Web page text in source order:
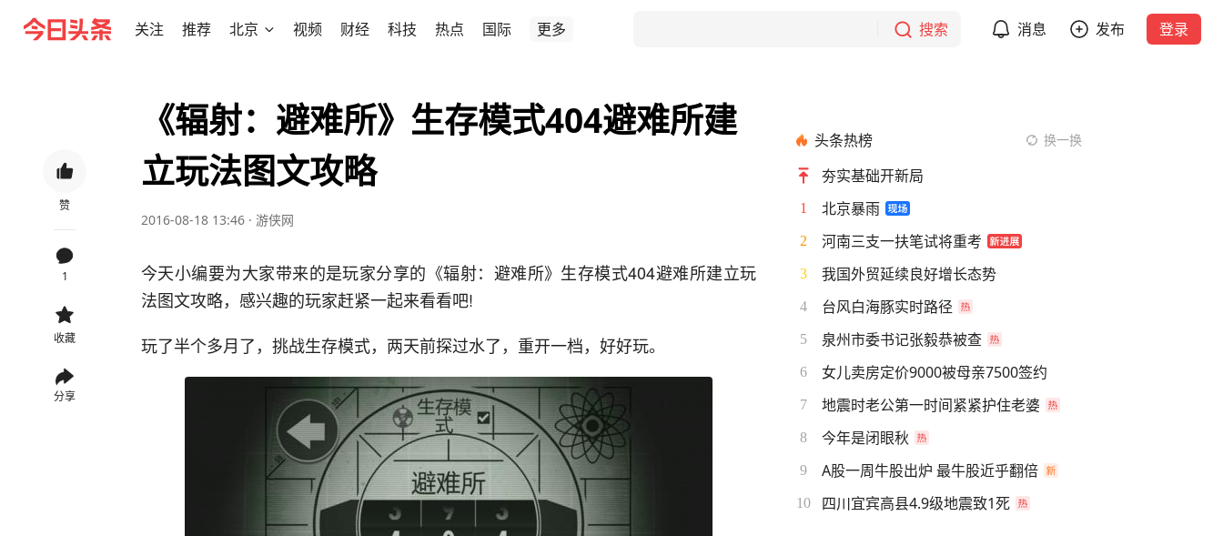
关注 推荐 北京 视频 财经 科技 热点 国际 更多 搜索 消息 发布 登录
赞
1
收藏
分享
《辐射：避难所》生存模式404避难所建
立玩法图文攻略
2016-08-18 13:46 · 游侠网
今天小编要为大家带来的是玩家分享的《辐射：避难所》生存模式404避难所建立玩
法图文攻略，感兴趣的玩家赶紧一起来看看吧!
玩了半个多月了，挑战生存模式，两天前探过水了，重开一档，好好玩。
头条热榜 换一换
夯实基础开新局
1 北京暴雨
2 河南三支一扶笔试将重考
3 我国外贸延续良好增长态势
4 台风白海豚实时路径
5 泉州市委书记张毅恭被查
6 女儿卖房定价9000被母亲7500签约
7 地震时老公第一时间紧紧护住老婆
8 今年是闭眼秋
9 A股一周牛股出炉 最牛股近乎翻倍
10 四川宜宾高县4.9级地震致1死